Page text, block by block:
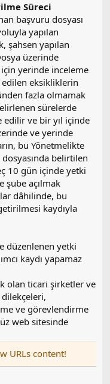
Süreci
başvuru dosyası
yapılan
şahsen yapılan
üzerinde
yerinde inceleme
edilen eksikliklerin
fazla olmamak
sürelerde
ve bir yıl içinde
ve yerinde
bu Yönetmelikte
belirtilen
10 gün içinde yetki
şube açılmak
dâhilinde, bu
kaydıyla
düzenlenen yetki
kaydı yapamaz
olan ticari şirketler ve
ve görevlendirme
web sitesinde
URLs content!